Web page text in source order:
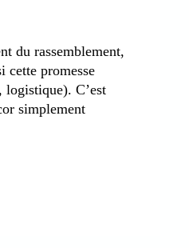
du rassemblement,
cette promesse
logistique). C’est
simplement